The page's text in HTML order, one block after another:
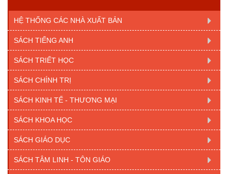
HỆ THỐNG CÁC NHÀ XUẤT BẢN
SÁCH TIẾNG ANH
SÁCH TRIẾT HỌC
SÁCH CHÍNH TRỊ
SÁCH KINH TẾ - THƯƠNG MẠI
SÁCH KHOA HỌC
SÁCH GIÁO DỤC
SÁCH TÂM LINH - TÔN GIÁO